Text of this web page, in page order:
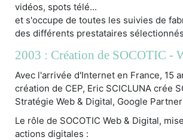
vidéos, spots télé...
et s'occupe de toutes les suivies de
des différents prestataires
2003 : Création de SOCOTIC -
Avec l'arrivée d'Internet en France, 15
création de CEP, Eric SCICLUNA crée
Stratégie Web & Digital, Google
Le rôle de SOCOTIC Web & Digital,
actions digitales :